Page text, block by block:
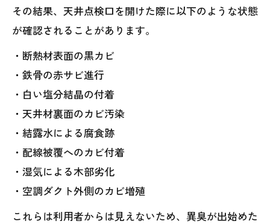
その結果、天井点検口を開けた際に以下のような状態
が確認されることがあります。
・断熱材表面の黒カビ
・鉄骨の赤サビ進行
・白い塩分結晶の付着
・天井材裏面のカビ汚染
・結露水による腐食跡
・配線被覆へのカビ付着
・湿気による木部劣化
・空調ダクト外側のカビ増殖
これらは利用者からは見えないため、異臭が出始めた